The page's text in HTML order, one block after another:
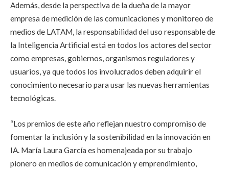
Además, desde la perspectiva de la dueña de la mayor
empresa de medición de las comunicaciones y monitoreo de
medios de LATAM, la responsabilidad del uso responsable de
la Inteligencia Artificial está en todos los actores del sector
como empresas, gobiernos, organismos reguladores y
usuarios, ya que todos los involucrados deben adquirir el
conocimiento necesario para usar las nuevas herramientas
tecnológicas.
“Los premios de este año reflejan nuestro compromiso de
fomentar la inclusión y la sostenibilidad en la innovación en
IA. María Laura García es homenajeada por su trabajo
pionero en medios de comunicación y emprendimiento,